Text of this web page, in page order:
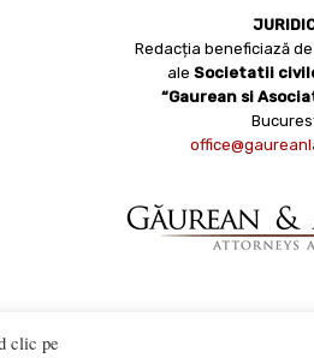
Redacția beneficiază
ale Societatii
“Gaurean si
clic pe